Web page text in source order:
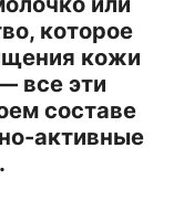
которое
кожи
все эти
составе
активные